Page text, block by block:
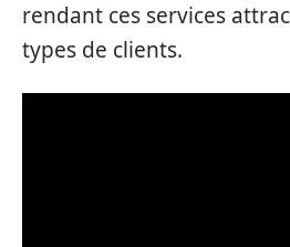
rendant ces services
types de clients.